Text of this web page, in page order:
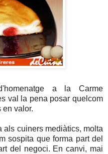
a la Carme
val la pena posar quelcom
en valor.
als cuiners mediàtics, molta
sospita que forma part del
del negoci. En canvi, mai